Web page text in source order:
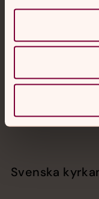
Jourhavande
med en präst på
Chatt
Telefon 112
Svenska